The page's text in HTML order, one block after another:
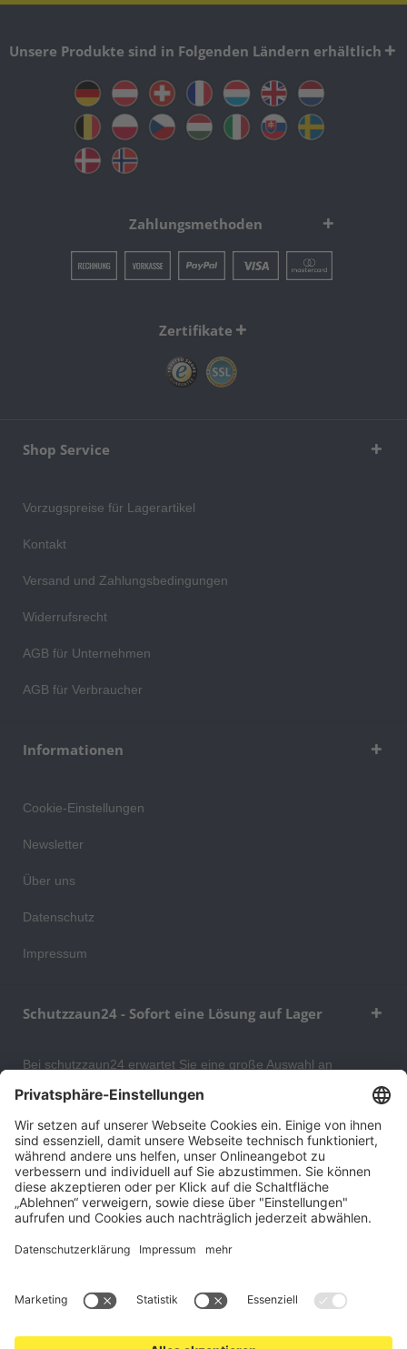
Unsere Produkte sind in Folgenden Ländern erhältlich
Zahlungsmethoden
Zertifikate
Shop Service
Vorzugspreise für Lagerartikel
Kontakt
Versand und Zahlungsbedingungen
Widerrufsrecht
AGB für Unternehmen
AGB für Verbraucher
Informationen
Cookie-Einstellungen
Newsletter
Über uns
Datenschutz
Impressum
Schutzzaun24 - Sofort eine Lösung auf Lager
Bei schutzzaun24 erwartet Sie eine große Auswahl an
Schutzgittern, Schutzeinrichtungen, Absturzsicherungen und
auch Ihr Wohngebäude optimal organisieren und sichern
können. An unserem Versandlager bevorraten wir ein großes
Sortiment von Lagerartikeln, welche innerhalb von 48 Stunden
versandbereit sind.
Cookie-Einstellungen Über uns
freibleibend. Solange der Vorrat reicht.